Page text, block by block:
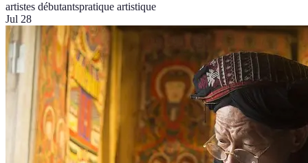
artistes débutantspratique artistique
Jul 28